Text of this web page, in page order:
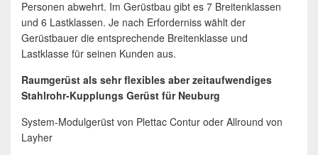
Personen abwehrt. Im Gerüstbau gibt es 7 Breitenklassen
und 6 Lastklassen. Je nach Erforderniss wählt der
Gerüstbauer die entsprechende Breitenklasse und
Lastklasse für seinen Kunden aus.
Raumgerüst als sehr flexibles aber zeitaufwendiges
Stahlrohr-Kupplungs Gerüst für Neuburg
System-Modulgerüst von Plettac Contur oder Allround von
Layher